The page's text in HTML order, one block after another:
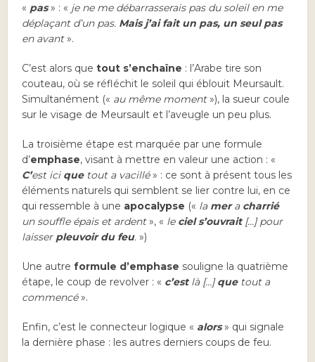
« pas» : « je ne me débarrasserais pas du soleil en me
déplaçant d’un pas. Mais j’ai fait un pas, un seul pas
en avant».
C’est alors quetout s’enchaîne : l’Arabe tire son
couteau, où se réfléchit le soleil qui éblouit Meursault.
Simultanément (« au même moment»), la sueur coule
sur le visage de Meursault et l’aveugle un peu plus.
La troisième étape est marquée par une formule
d’emphase, visant à mettre en valeur une action : «
C’est ici quetout a vacillé» : ce sont à présent tous les
éléments naturels qui semblent se lier contre lui, en ce
qui ressemble à une apocalypse (« la mera charrié
un souffle épais et ardent», « le ciel s’ouvrait[…] pour
laisser pleuvoir du feu. »)
Une autreformule d’emphase souligne la quatrième
étape, le coup de revolver : « c’estlà […]quetout a
commencé».
Enfin, c’est le connecteur logique « alors» qui signale
la dernière phase : les autres derniers coups de feu.